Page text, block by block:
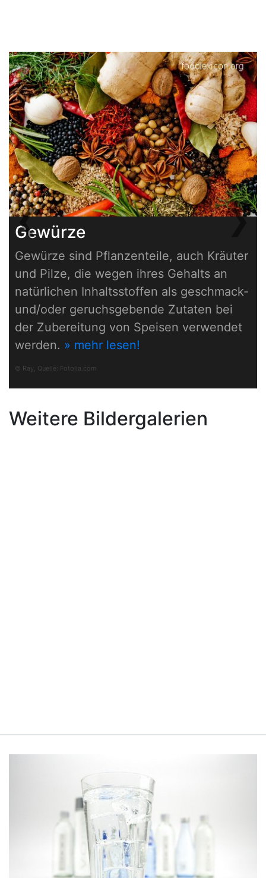
Gewürze
Gewürze sind Pflanzenteile, auch Kräuter
und Pilze, die wegen ihres Gehalts an
natürlichen Inhaltsstoffen als geschmack-
und/oder geruchsgebende Zutaten bei
der Zubereitung von Speisen verwendet
werden. » mehr lesen!
© Ray, Quelle: Fotolia.com
❮Previous ❯
Weitere Bildergalerien